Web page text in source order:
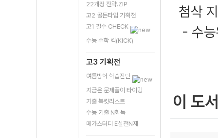
22개정 전략.ZIP
고2 골든타임 기획전
고1 필수 CHECK
수능 수학 킥(KICK)
고3 기획전
여름방학 학습진단
지금은 문제풀이 타이밍
기출 북킷리스트
수능 기출 N회독
메가스터디 E실전N제
첨삭
- 수
이 도